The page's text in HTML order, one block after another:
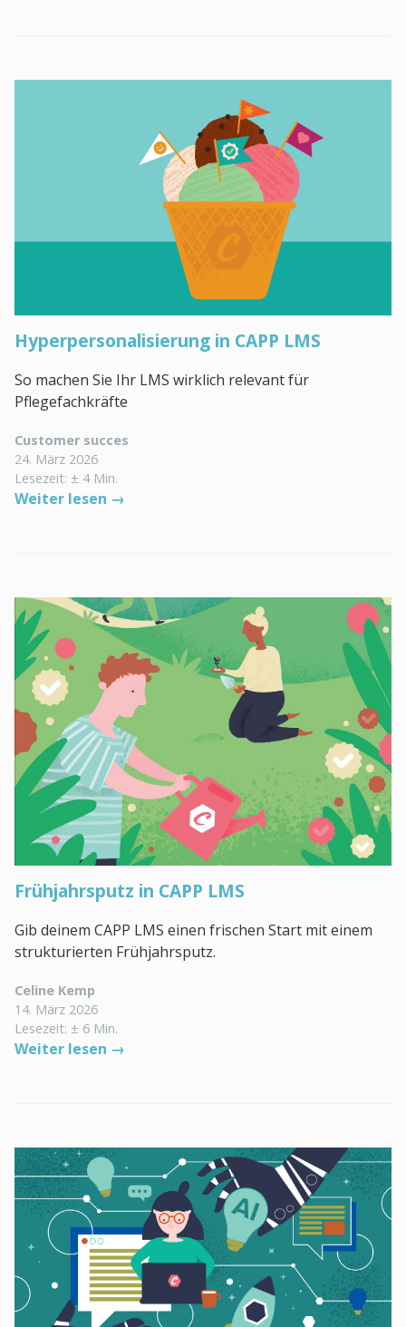
Hyperpersonalisierung in CAPP LMS
So machen Sie Ihr LMS wirklich relevant für
Pflegefachkräfte
Customer succes
24. März 2026
Lesezeit: ± 4 Min.
Weiter lesen →
Frühjahrsputz in CAPP LMS
Gib deinem CAPP LMS einen frischen Start mit einem
strukturierten Frühjahrsputz.
Celine Kemp
14. März 2026
Lesezeit: ± 6 Min.
Weiter lesen →